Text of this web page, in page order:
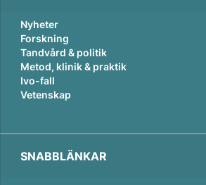
Nyheter
Forskning
Tandvård & politik
Metod, klinik & praktik
Ivo-fall
Vetenskap
SNABBLÄNKAR